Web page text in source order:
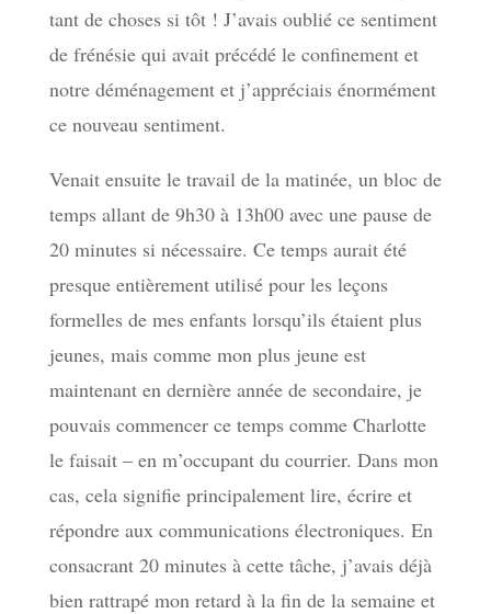
tant de choses si tôt ! J’avais oublié ce sentiment
de frénésie qui avait précédé le confinement et
notre déménagement et j’appréciais énormément
ce nouveau sentiment.
Venait ensuite le travail de la matinée, un bloc de
temps allant de 9h30 à 13h00 avec une pause de
20 minutes si nécessaire. Ce temps aurait été
presque entièrement utilisé pour les leçons
formelles de mes enfants lorsqu’ils étaient plus
jeunes, mais comme mon plus jeune est
maintenant en dernière année de secondaire, je
pouvais commencer ce temps comme Charlotte
le faisait – en m’occupant du courrier. Dans mon
cas, cela signifie principalement lire, écrire et
répondre aux communications électroniques. En
consacrant 20 minutes à cette tâche, j’avais déjà
bien rattrapé mon retard à la fin de la semaine et